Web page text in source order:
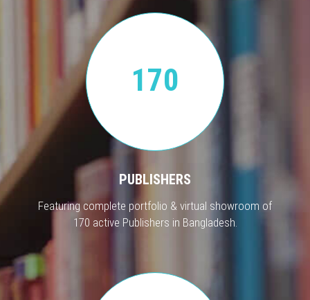
170
PUBLISHERS
Featuring complete portfolio & virtual showroom of
170 active Publishers in Bangladesh.